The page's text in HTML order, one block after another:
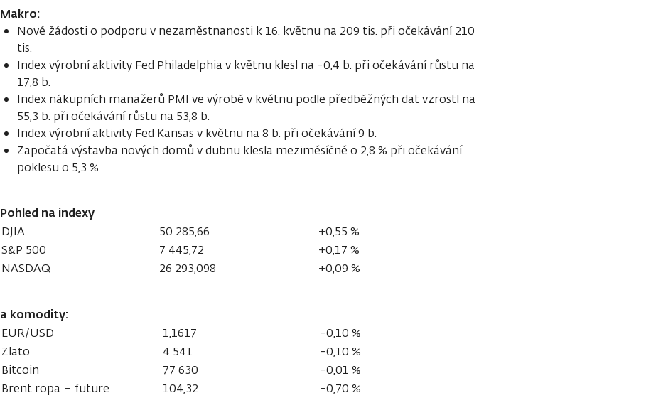
Makro:
Nové žádosti o podporu v nezaměstnanosti k 16. květnu na 209 tis. při očekávání 210
tis.
Index výrobní aktivity Fed Philadelphia v květnu klesl na -0,4 b. při očekávání růstu na
17,8 b.
Index nákupních manažerů PMI ve výrobě v květnu podle předběžných dat vzrostl na
55,3 b. při očekávání růstu na 53,8 b.
Index výrobní aktivity Fed Kansas v květnu na 8 b. při očekávání 9 b.
Započatá výstavba nových domů v dubnu klesla meziměsíčně o 2,8 % při očekávání
poklesu o 5,3 %
Pohled na indexy
DJIA 50 285,66
+0,55 %
S&P 500
7 445,72
+0,17 %
NASDAQ
26 293,098 +0,09 %
a komodity:
EUR/USD 1,1617
-0,10 %
Zlato
4 541
-0,10 %
Bitcoin
77 630
-0,01 %
Brent ropa – future
104,32
-0,70 %